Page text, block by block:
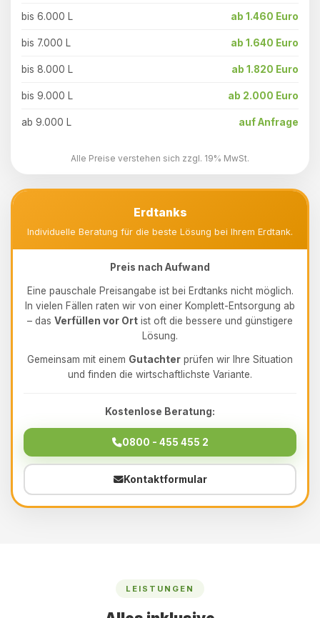
bis 6.000 L ab 1.460 Euro
bis 7.000 L ab 1.640 Euro
bis 8.000 L ab 1.820 Euro
bis 9.000 L ab 2.000 Euro
ab 9.000 L auf Anfrage
Alle Preise verstehen sich zzgl. 19% MwSt.
Erdtanks
Individuelle Beratung für die beste Lösung bei Ihrem Erdtank.
Preis nach Aufwand
Eine pauschale Preisangabe ist bei Erdtanks nicht möglich.
In vielen Fällen raten wir von einer Komplett-Entsorgung ab
– das Verfüllen vor Ort ist oft die bessere und günstigere
Lösung.
Gemeinsam mit einem Gutachter prüfen wir Ihre Situation
und finden die wirtschaftlichste Variante.
Kostenlose Beratung:
0800 - 455 455 2
Kontaktformular
LEISTUNGEN